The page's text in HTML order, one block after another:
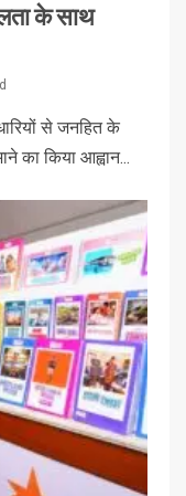
के साथ
से जनहित के
का किया आह्वान...